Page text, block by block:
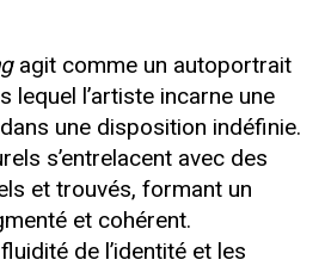
agit comme un autoportrait
lequel l’artiste incarne une
une disposition indéfinie.
s’entrelacent avec des
et trouvés, formant un
et cohérent.
de l’identité et les